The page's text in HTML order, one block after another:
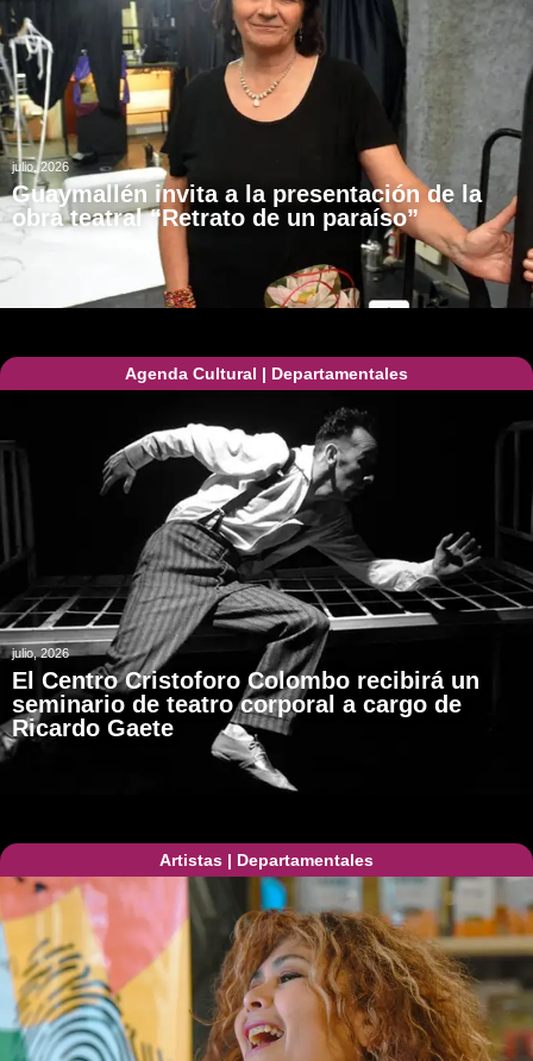
julio, 2026
Guaymallén invita a la presentación de la
obra teatral “Retrato de un paraíso”
Agenda Cultural | Departamentales
julio, 2026
El Centro Cristoforo Colombo recibirá un
seminario de teatro corporal a cargo de
Ricardo Gaete
Artistas | Departamentales